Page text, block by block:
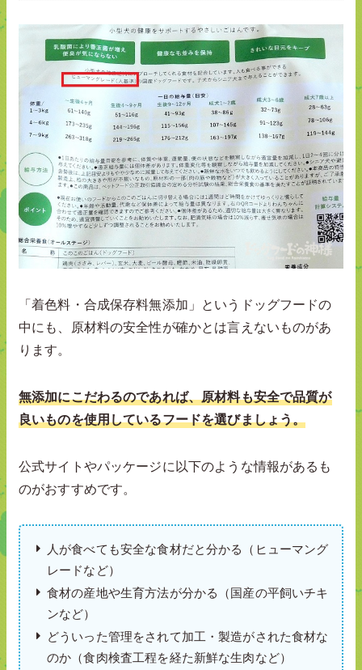
「着色料・合成保存料無添加」というドッグフードの
中にも、原材料の安全性が確かとは言えないものがあ
ります。
無添加にこだわるのであれば、原材料も安全で品質が
良いものを使用しているフードを選びましょう。
公式サイトやパッケージに以下のような情報があるも
のがおすすめです。
人が食べても安全な食材だと分かる（ヒューマング
レードなど）
食材の産地や生育方法が分かる（国産の平飼いチキ
ンなど）
どういった管理をされて加工・製造がされた食材な
のか（食肉検査工程を経た新鮮な生肉など）